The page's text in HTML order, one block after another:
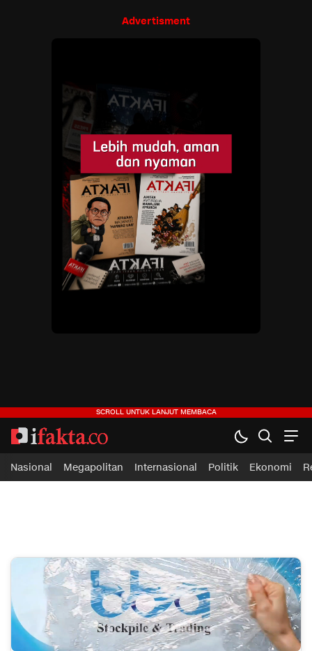
Advertisment
Nasional Megapolitan Internasional Politik Ekonomi